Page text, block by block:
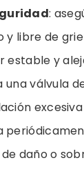
:
y libre de
estable y
una válvula
daño o